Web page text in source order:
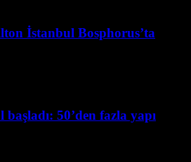
İstanbul Bosphorus’ta
50’den fazla yapı